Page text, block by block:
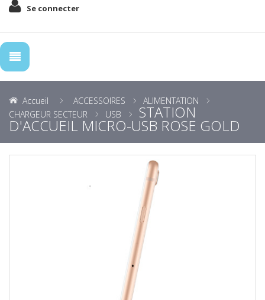
Se connecter
Accueil ACCESSOIRES
ALIMENTATION
CHARGEUR SECTEUR
USB STATION
D'ACCUEIL MICRO-USB ROSE GOLD